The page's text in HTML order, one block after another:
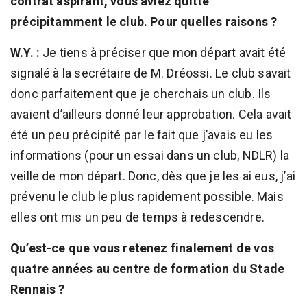
précipitamment le club. Pour quelles raisons ?
W.Y. : Je tiens à préciser que mon départ avait été
signalé à la secrétaire de M. Dréossi. Le club savait
donc parfaitement que je cherchais un club. Ils
avaient d’ailleurs donné leur approbation. Cela avait
été un peu précipité par le fait que j’avais eu les
informations (pour un essai dans un club, NDLR) la
veille de mon départ. Donc, dès que je les ai eus, j’ai
prévenu le club le plus rapidement possible. Mais
elles ont mis un peu de temps à redescendre.
Qu’est-ce que vous retenez finalement de vos
quatre années au centre de formation du Stade
Rennais ?